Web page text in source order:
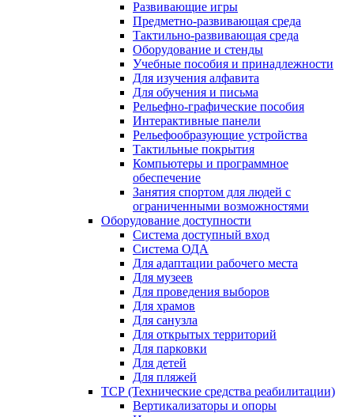
Развивающие игры
Предметно-развивающая среда
Тактильно-развивающая среда
Оборудование и стенды
Учебные пособия и принадлежности
Для изучения алфавита
Для обучения и письма
Рельефно-графические пособия
Интерактивные панели
Рельефообразующие устройства
Тактильные покрытия
Компьютеры и программное
обеспечение
Занятия спортом для людей с
ограниченными возможностями
Оборудование доступности
Система доступный вход
Система ОДА
Для адаптации рабочего места
Для музеев
Для проведения выборов
Для храмов
Для санузла
Для открытых территорий
Для парковки
Для детей
Для пляжей
ТСР (Технические средства реабилитации)
Вертикализаторы и опоры